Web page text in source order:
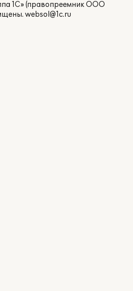
1С» (правопреемник ООО
websol@1c.ru